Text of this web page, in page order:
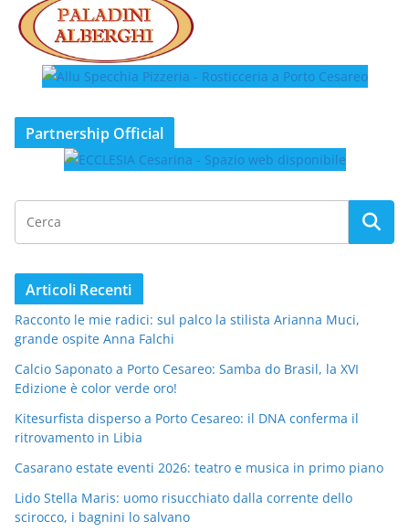
Partnership Official
Articoli Recenti
Racconto le mie radici: sul palco la stilista Arianna Muci,
grande ospite Anna Falchi
Calcio Saponato a Porto Cesareo: Samba do Brasil, la XVI
Edizione è color verde oro!
Kitesurfista disperso a Porto Cesareo: il DNA conferma il
ritrovamento in Libia
Casarano estate eventi 2026: teatro e musica in primo piano
Lido Stella Maris: uomo risucchiato dalla corrente dello
scirocco, i bagnini lo salvano